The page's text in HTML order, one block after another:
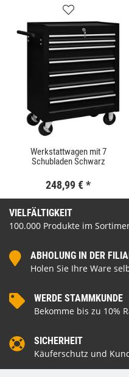
Werkstattwagen mit 7
Schubladen Schwarz
248,99 €*
VIELFÄLTIGKEIT
100.000 Produkte im
ABHOLUNG IN DER
Holen Sie Ihre Ware
WERDE STAMMKUNDE
Bekomme bis zu 10%
SICHERHEIT
Käuferschutz und